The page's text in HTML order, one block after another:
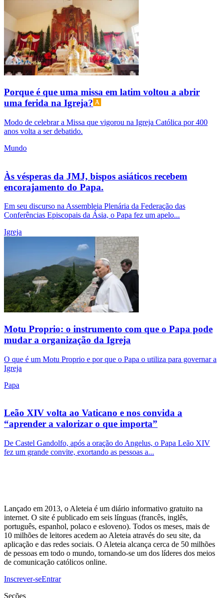
Porque é que uma missa em latim voltou a abrir
uma ferida na Igreja?
Modo de celebrar a Missa que vigorou na Igreja Católica por 400
anos volta a ser debatido.
Mundo
Às vésperas da JMJ, bispos asiáticos recebem
encorajamento do Papa.
Em seu discurso na Assembleia Plenária da Federação das
Conferências Episcopais da Ásia, o Papa fez um apelo...
Igreja
Motu Proprio: o instrumento com que o Papa pode
mudar a organização da Igreja
O que é um Motu Proprio e por que o Papa o utiliza para governar a
Igreja
Papa
Leão XIV volta ao Vaticano e nos convida a
“aprender a valorizar o que importa”
De Castel Gandolfo, após a oração do Angelus, o Papa Leão XIV
fez um grande convite, exortando as pessoas a...
Lançado em 2013, o Aleteia é um diário informativo gratuito na
internet. O site é publicado em seis línguas (francês, inglês,
português, espanhol, polaco e esloveno). Todos os meses, mais de
10 milhões de leitores acedem ao Aleteia através do seu site, da
aplicação e das redes sociais. O Aleteia alcança cerca de 50 milhões
de pessoas em todo o mundo, tornando-se um dos líderes dos meios
de comunicação católicos online.
Inscrever-seEntrar
Seções